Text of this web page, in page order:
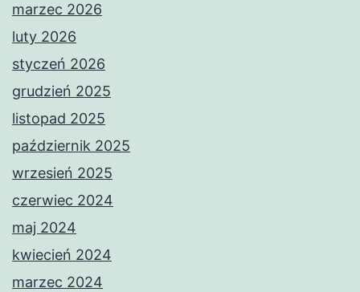
marzec 2026
luty 2026
styczeń 2026
grudzień 2025
listopad 2025
październik 2025
wrzesień 2025
czerwiec 2024
maj 2024
kwiecień 2024
marzec 2024